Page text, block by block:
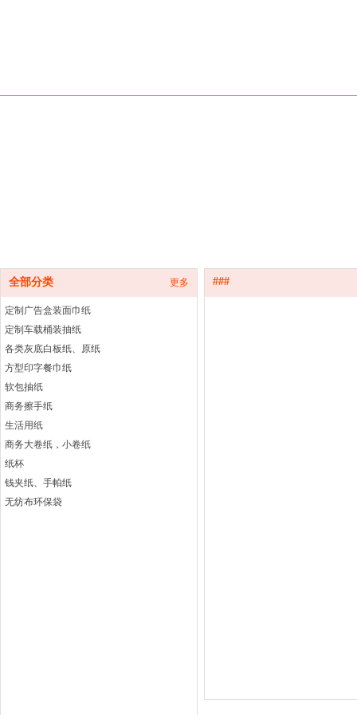
全部分类 更多
定制广告盒装面巾纸
定制车载桶装抽纸
各类灰底白板纸、原纸
方型印字餐巾纸
软包抽纸
商务擦手纸
生活用纸
商务大卷纸，小卷纸
纸杯
钱夹纸、手帕纸
无纺布环保袋
###